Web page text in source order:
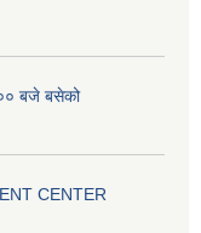
बजे बसेको
CENTER